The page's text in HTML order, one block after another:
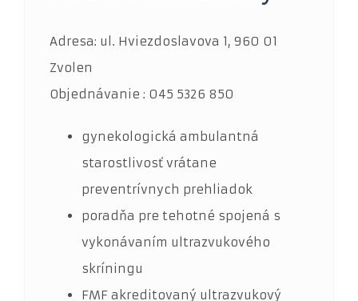
Adresa: ul. Hviezdoslavova 1, 960 01
Zvolen
Objednávanie : 045 5326 850
gynekologická ambulantná
starostlivosť vrátane
preventrívnych prehliadok
poradňa pre tehotné spojená s
vykonávaním ultrazvukového
skríningu
FMF akreditovaný ultrazvukový
Cookies
fungovanie